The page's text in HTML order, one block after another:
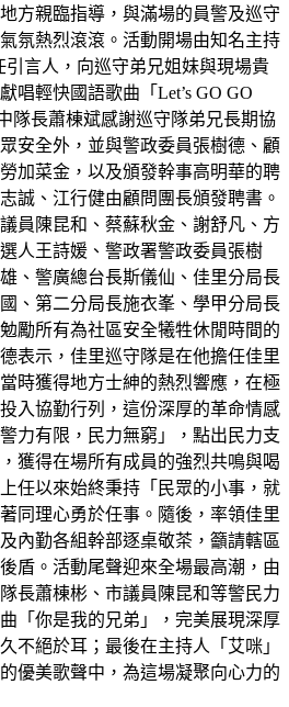
方親臨指導，與滿場的員警及巡守
氛熱烈滾滾。活動開場由知名主持
言人，向巡守弟兄姐妹與現場貴
唱輕快國語歌曲「Let’s GO GO
隊長蕭棟斌感謝巡守隊弟兄長期協
安全外，並與警政委員張樹德、顧
加菜金，以及頒發幹事高明華的聘
誠、江行健由顧問團長頒發聘書。
員陳昆和、蔡蘇秋金、謝舒凡、方
人王詩媛、警政署警政委員張樹
、警廣總台長斯儀仙、佳里分局長
、第二分局長施衣峯、學甲分局長
勵所有為社區安全犧牲休閒時間的
表示，佳里巡守隊是在他擔任佳里
時獲得地方士紳的熱烈響應，在極
入協勤行列，這份深厚的革命情感
力有限，民力無窮」，點出民力支
獲得在場所有成員的強烈共鳴與喝
任以來始終秉持「民眾的小事，就
同理心勇於任事。隨後，率領佳里
內勤各組幹部逐桌敬茶，籲請轄區
盾。活動尾聲迎來全場最高潮，由
長蕭棟彬、市議員陳昆和等警民力
「你是我的兄弟」，完美展現深厚
不絕於耳；最後在主持人「艾咪」
優美歌聲中，為這場凝聚向心力的